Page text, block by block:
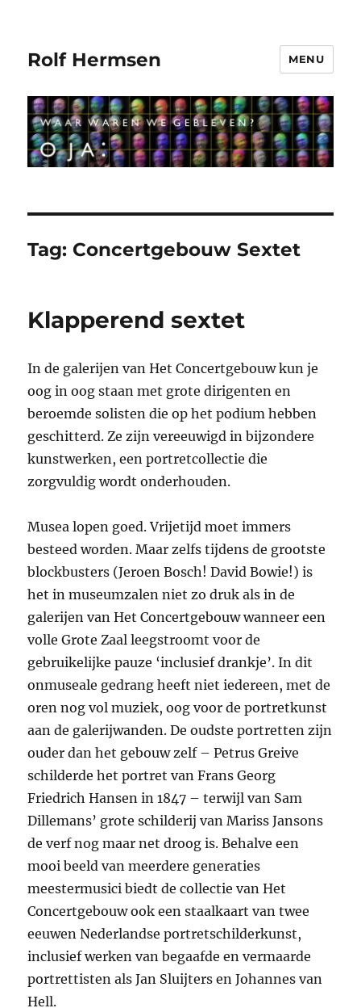
Rolf Hermsen MENU
Tag: Concertgebouw Sextet
Klapperend sextet
In de galerijen van Het Concertgebouw kun je
oog in oog staan met grote dirigenten en
beroemde solisten die op het podium hebben
geschitterd. Ze zijn vereeuwigd in bijzondere
kunstwerken, een portretcollectie die
zorgvuldig wordt onderhouden.
Musea lopen goed. Vrijetijd moet immers
besteed worden. Maar zelfs tijdens de grootste
blockbusters (Jeroen Bosch! David Bowie!) is
het in museumzalen niet zo druk als in de
galerijen van Het Concertgebouw wanneer een
volle Grote Zaal leegstroomt voor de
gebruikelijke pauze ‘inclusief drankje’. In dit
onmuseale gedrang heeft niet iedereen, met de
oren nog vol muziek, oog voor de portretkunst
aan de galerijwanden. De oudste portretten zijn
ouder dan het gebouw zelf – Petrus Greive
schilderde het portret van Frans Georg
Friedrich Hansen in 1847 – terwijl van Sam
Dillemans’ grote schilderij van Mariss Jansons
de verf nog maar net droog is. Behalve een
mooi beeld van meerdere generaties
meestermusici biedt de collectie van Het
Concertgebouw ook een staalkaart van twee
eeuwen Nederlandse portretschilderkunst,
inclusief werken van begaafde en vermaarde
portrettisten als Jan Sluijters en Johannes van
Hell.